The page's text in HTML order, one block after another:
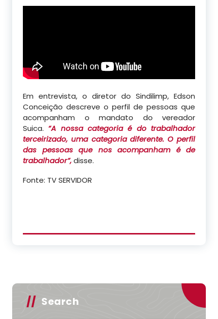
Em entrevista, o diretor do Sindilimp, Edson
Conceição descreve o perfil de pessoas que
acompanham o mandato do vereador
Suica. “A nossa categoria é do trabalhador
terceirizado, uma categoria diferente. O perfil
das pessoas que nos acompanham é de
trabalhador”,disse.
Fonte: TV SERVIDOR
Search